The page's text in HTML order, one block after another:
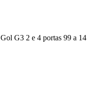
G3 2 e 4 portas 99 a 14